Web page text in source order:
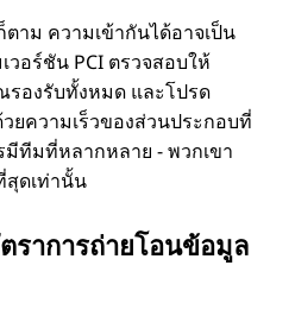
าม ความเข้ากันได้อาจเป็น
อร์ชัน PCI ตรวจสอบให้
องรับทั้งหมด และโปรด
ยความเร็วของส่วนประกอบที่
ทีมที่หลากหลาย - พวกเขา
สุดเท่านั้น
ราการถ่ายโอนข้อมูล